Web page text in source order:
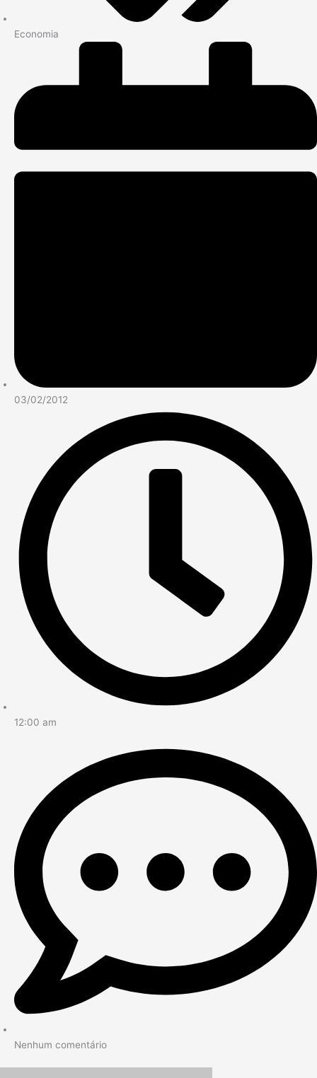
Economia
03/02/2012
12:00 am
Nenhum comentário